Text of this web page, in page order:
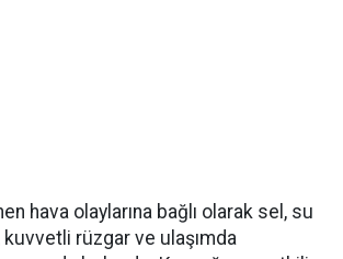
hava olaylarına bağlı olarak sel, su
kuvvetli rüzgar ve ulaşımda